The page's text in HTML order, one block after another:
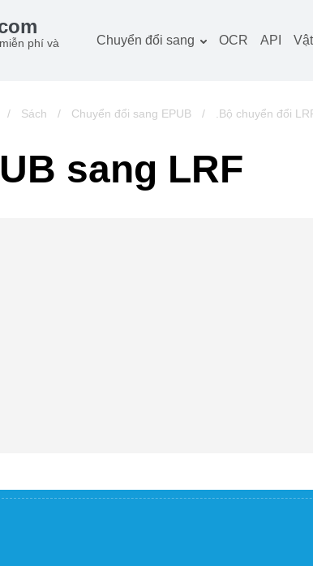
phí và
Chuyển đổi sang
Hình ảnh công cụ chuyển
Âm thanh công cụ
chuyển đổi
OCR API
/ Sách / Chuyển đổi sang EPUB / .Bộ chuyển đổi
sang LRF